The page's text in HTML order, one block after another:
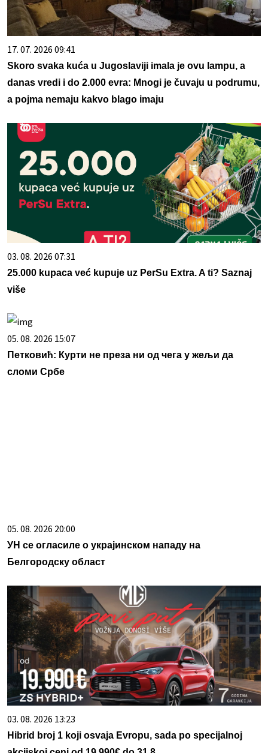
17. 07. 2026 09:41
Skoro svaka kuća u Jugoslaviji imala je ovu lampu, a
danas vredi i do 2.000 evra: Mnogi je čuvaju u podrumu,
a pojma nemaju kakvo blago imaju
03. 08. 2026 07:31
25.000 kupaca već kupuje uz PerSu Extra. A ti? Saznaj
više
05. 08. 2026 15:07
Петковић: Курти не преза ни од чега у жељи да
сломи Србе
05. 08. 2026 20:00
УН се огласиле о украјинском нападу на
Белгородску област
03. 08. 2026 13:23
Hibrid broj 1 koji osvaja Evropu, sada po specijalnoj